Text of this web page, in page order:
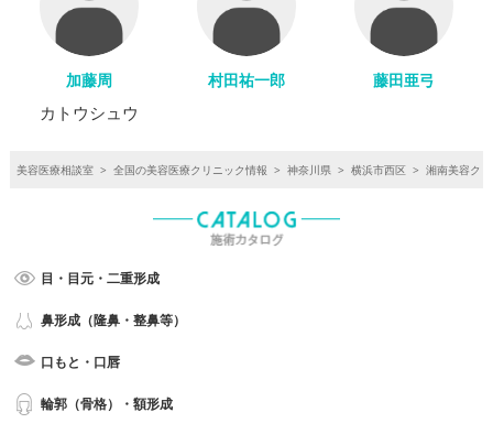
加藤周
カトウシュウ
村田祐一郎 藤田亜弓
美容医療相談室 > 全国の美容医療クリニック情報 > 神奈川県 > 横浜市西区 > 湘南美容ク
目・目元・二重形成
鼻形成（隆鼻・整鼻等）
口もと・口唇
輪郭（骨格）・額形成